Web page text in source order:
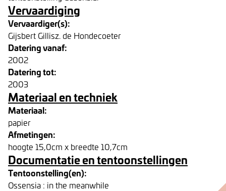
Vervaardiging
Vervaardiger(s):
Gijsbert Gillisz. de Hondecoeter
Datering vanaf:
2002
Datering tot:
2003
Materiaal en techniek
Materiaal:
papier
Afmetingen:
hoogte 15,0cm x breedte 10,7cm
Documentatie en tentoonstellingen
Tentoonstelling(en):
Ossensia : in the meanwhile